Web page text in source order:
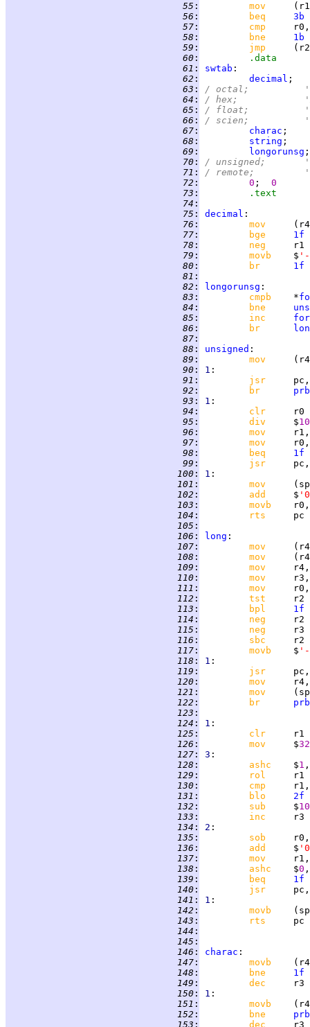
  55
:
mov
  56
: beq 3b
  57
:
cmp
  58
: bne 1b
  59
:
jmp
  60
:
.data
  61
: swtab
  62
: decimal
  63
:
/
  64
:
/
  65
:
/
  66
:
/
  67
: charac
  68
: string
  69
: longorunsg
  70
:
/
  71
:
/
  72
: 0 ; 0
  73
:
.text
  74
:
  75
: decimal
  76
:
mov
  77
: bge 1f
  78
: neg
  79
: movb $ '-
  80
: br 1f
  81
:
  82
: longorunsg
  83
: cmpb *
  84
: bne
  85
: inc
  86
: br
  87
:
  88
: unsigned
  89
:
mov
  90
: 1
  91
: jsr pc,
  92
: br
  93
: 1
  94
: clr
  95
: div $
  96
:
mov
  97
:
mov
  98
: beq 1f
  99
: jsr pc,
100 : 1
101 :
mov
102 : add $ '0
103 :
movb
104 : rts
105 :
106 : long
107 :
mov
108 :
mov
109 :
mov
110 :
mov
111 :
mov
112 : tst
113 : bpl 1f
114 : neg
115 : neg
116 : sbc
117 : movb $ '-
118 : 1
119 : jsr pc,
120 :
mov
121 :
mov
122 : br
123 :
124 : 1
125 : clr
126 : mov $
127 : 3
128 : ashc $1
129 : rol
130 : cmp
131 : blo 2f
132 : sub $
133 : inc
134 : 2
135 : sob
r0,
136 : add $ '0
137 :
mov
138 : ashc $0
139 : beq 1f
140 : jsr pc,
141 : 1
142 :
movb
143 : rts
144 :
145 :
146 : charac
147 :
movb
148 : bne 1f
149 : dec
150 : 1
151 :
movb
152 : bne
153 : dec